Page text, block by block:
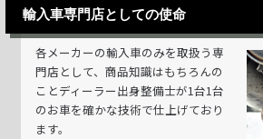
輸入車専門店としての使命
各メーカーの輸入車のみを取扱う専
門店として、商品知識はもちろんの
ことディーラー出身整備士が1台1台
のお車を確かな技術で仕上げており
ます。